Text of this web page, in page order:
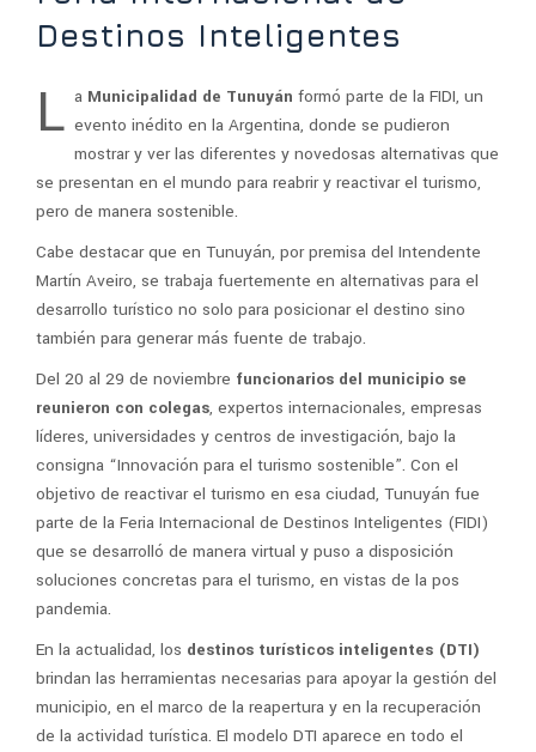
Destinos Inteligentes
L a Municipalidad de Tunuyán formó parte de la FIDI, un
evento inédito en la Argentina, donde se pudieron
mostrar y ver las diferentes y novedosas alternativas que
se presentan en el mundo para reabrir y reactivar el turismo,
pero de manera sostenible.
Cabe destacar que en Tunuyán, por premisa del Intendente
Martín Aveiro, se trabaja fuertemente en alternativas para el
desarrollo turístico no solo para posicionar el destino sino
también para generar más fuente de trabajo.
Del 20 al 29 de noviembre funcionarios del municipio se
reunieron con colegas, expertos internacionales, empresas
líderes, universidades y centros de investigación, bajo la
consigna “Innovación para el turismo sostenible”. Con el
objetivo de reactivar el turismo en esa ciudad, Tunuyán fue
parte de la Feria Internacional de Destinos Inteligentes (FIDI)
que se desarrolló de manera virtual y puso a disposición
soluciones concretas para el turismo, en vistas de la pos
pandemia.
En la actualidad, los destinos turísticos inteligentes (DTI)
brindan las herramientas necesarias para apoyar la gestión del
municipio, en el marco de la reapertura y en la recuperación
de la actividad turística. El modelo DTI aparece en todo el